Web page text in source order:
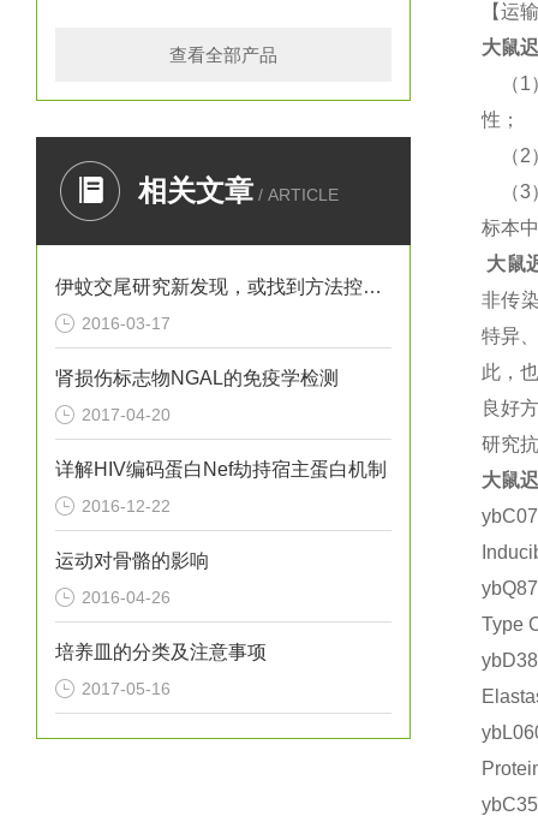
查看全部产品
相关文章 / ARTICLE
伊蚊交尾研究新发现，或找到方法控制寨卡病毒
2016-03-17
肾损伤标志物NGAL的免疫学检测
2017-04-20
详解HIV编码蛋白Nef劫持宿主蛋白机制
2016-12-22
运动对骨骼的影响
2016-04-26
培养皿的分类及注意事项
2017-05-16
【运
大鼠
（
性；
（
（
标本
大鼠
非传
特异
此，
良好
研究
大鼠
Type